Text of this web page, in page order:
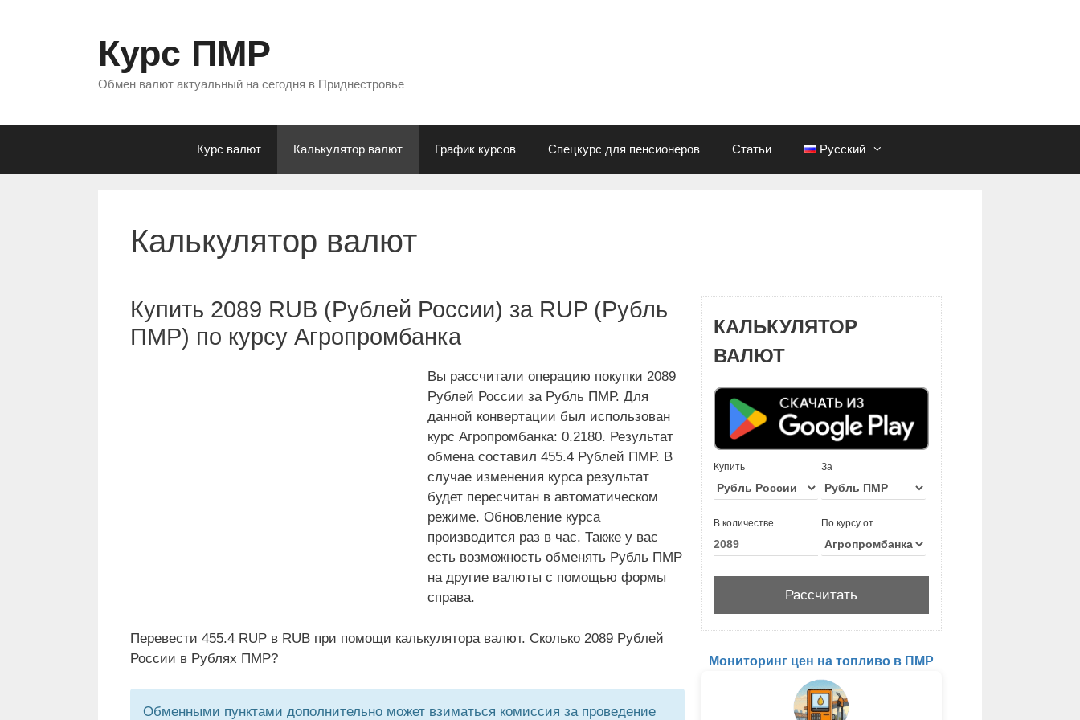
Курс ПМР
Обмен валют актуальный на сегодня в Приднестровье
Курс валют Калькулятор валют График курсов Спецкурс для пенсионеров Статьи Русский
Калькулятор валют
Купить 2089 RUB (Рублей России) за RUP (Рубль
ПМР) по курсу Агропромбанка
Вы рассчитали операцию покупки 2089
Рублей России за Рубль ПМР. Для
данной конвертации был использован
курс Агропромбанка: 0.2180. Результат
обмена составил 455.4 Рублей ПМР. В
случае изменения курса результат
будет пересчитан в автоматическом
режиме. Обновление курса
производится раз в час. Также у вас
есть возможность обменять Рубль ПМР
на другие валюты с помощью формы
справа.
Перевести 455.4 RUP в RUB при помощи калькулятора валют. Сколько 2089 Рублей
России в Рублях ПМР?
Обменными пунктами дополнительно может взиматься комиссия за проведение
КАЛЬКУЛЯТОР
ВАЛЮТ
Купить За
В количестве По курсу от
Мониторинг цен на топливо в ПМР